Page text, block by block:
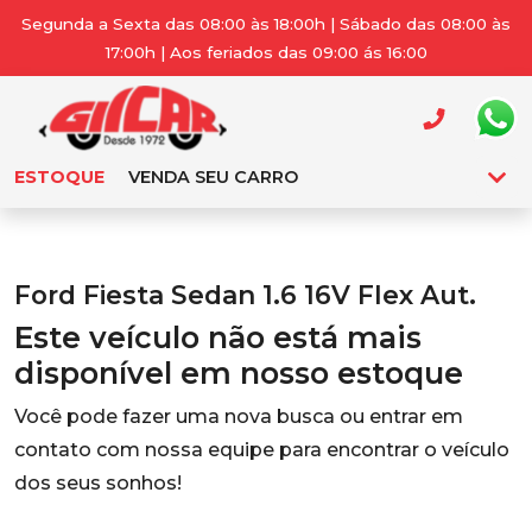
Segunda a Sexta das 08:00 às 18:00h | Sábado das 08:00 às
17:00h | Aos feriados das 09:00 ás 16:00
ESTOQUE VENDA SEU CARRO
Ford Fiesta Sedan 1.6 16V Flex Aut.
Este veículo não está mais
disponível em nosso estoque
Você pode fazer uma nova busca ou entrar em
contato com nossa equipe para encontrar o veículo
dos seus sonhos!